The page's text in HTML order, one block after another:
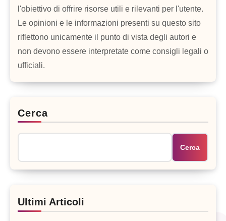
l'obiettivo di offrire risorse utili e rilevanti per l'utente.
Le opinioni e le informazioni presenti su questo sito
riflettono unicamente il punto di vista degli autori e
non devono essere interpretate come consigli legali o
ufficiali.
Cerca
Cerca
Ultimi Articoli